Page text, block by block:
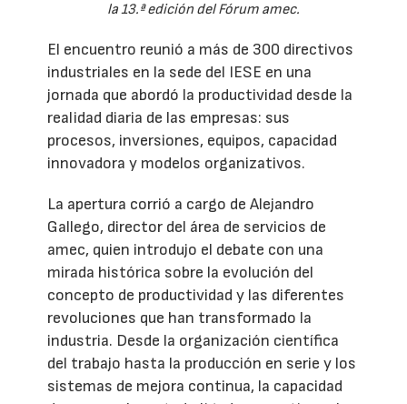
la 13.ª edición del Fórum amec.
El encuentro reunió a más de 300 directivos
industriales en la sede del IESE en una
jornada que abordó la productividad desde la
realidad diaria de las empresas: sus
procesos, inversiones, equipos, capacidad
innovadora y modelos organizativos.
La apertura corrió a cargo de Alejandro
Gallego, director del área de servicios de
amec, quien introdujo el debate con una
mirada histórica sobre la evolución del
concepto de productividad y las diferentes
revoluciones que han transformado la
industria. Desde la organización científica
del trabajo hasta la producción en serie y los
sistemas de mejora continua, la capacidad